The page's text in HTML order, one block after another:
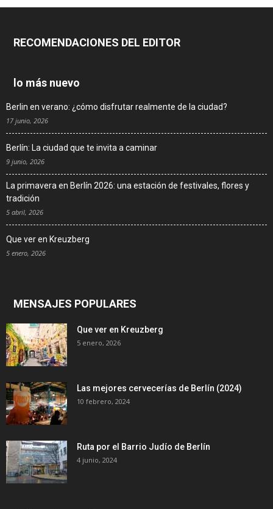
RECOMENDACIONES DEL EDITOR
lo más nuevo
Berlin en verano: ¿cómo disfrutar realmente de la ciudad?
17 junio, 2026
Berlín: La ciudad que te invita a caminar
9 junio, 2026
La primavera en Berlín 2026: una estación de festivales, flores y
tradición
5 abril, 2026
Que ver en Kreuzberg
5 enero, 2026
MENSAJES POPULARES
Que ver en Kreuzberg
5 enero, 2026
Las mejores cervecerías de Berlín (2024)
10 febrero, 2024
Ruta por el Barrio Judío de Berlín
4 junio, 2024